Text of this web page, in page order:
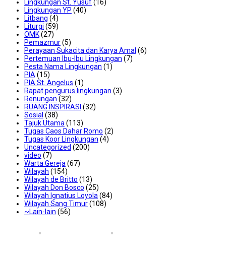
Lingkungan St. Yusuf(16)
Lingkungan YP (40)
Litbang (4)
Liturgi (59)
OMK(27)
Pemazmur(5)
Perayaan Sukacita dan Karya Amal (6)
Pertemuan Ibu-Ibu Lingkungan (7)
Pesta Nama Lingkungan (1)
PIA (15)
PIA St. Angelus (1)
Rapat pengurus lingkungan (3)
Renungan (32)
RUANG INSPIRASI (32)
Sosial (38)
Tajuk Utama (113)
Tugas Caos Dahar Romo (2)
Tugas Koor Lingkungan (4)
Uncategorized (200)
video (7)
Warta Gereja (67)
Wilayah (154)
Wilayah de Britto (13)
Wilayah Don Bosco (25)
Wilayah Ignatius Loyola (84)
Wilayah Sang Timur(108)
~Lain-lain (56)